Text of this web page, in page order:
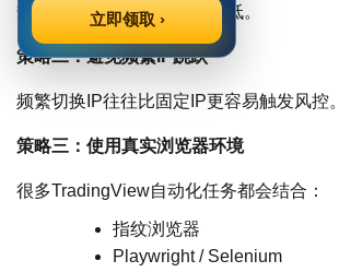
规模越大，被标记的概率越低。
策略二：避免频繁IP跳跃
频繁切换IP往往比固定IP更容易触发风控。
策略三：使用真实浏览器环境
很多TradingView自动化任务都会结合：
指纹浏览器
Playwright / Selenium
立即领取 ›